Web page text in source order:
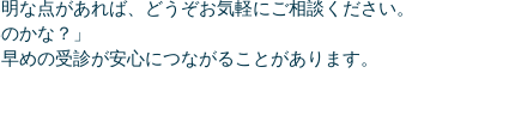
な点があれば、どうぞお気軽にご相談ください。
かな？」
めの受診が安心につながることがあります。